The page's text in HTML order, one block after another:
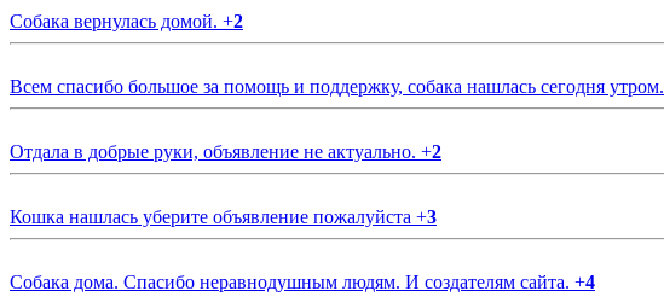
Собака вернулась домой. +2
Всем спасибо большое за помощь и поддержку, собака нашлась сегодня утром.
Отдала в добрые руки, объявление не актуально. +2
Кошка нашлась уберите объявление пожалуйста +3
Собака дома. Спасибо неравнодушным людям. И создателям сайта. +4